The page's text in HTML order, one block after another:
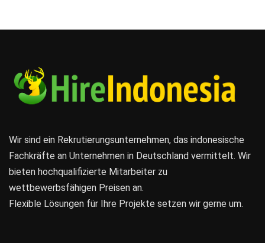
Wir sind ein Rekrutierungsunternehmen, das indonesische
Fachkräfte an Unternehmen in Deutschland vermittelt. Wir
bieten hochqualifizierte Mitarbeiter zu
wettbewerbsfähigen Preisen an.
Flexible Lösungen für Ihre Projekte setzen wir gerne um.